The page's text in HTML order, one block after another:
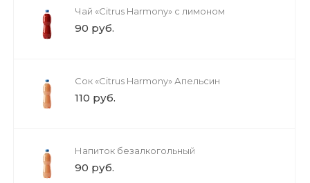
Чай «Citrus Harmony» с лимоном
90 руб.
Сок «Citrus Harmony» Апельсин
110 руб.
Напиток безалкогольный
90 руб.